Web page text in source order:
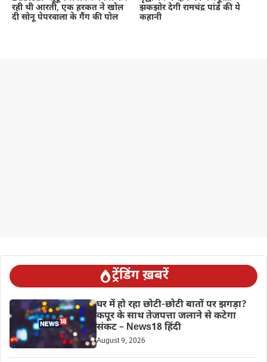
रही थी आरती, एक हरकत ने खोल
दी सोनू पेपरवाला के गैंग की पोल
झकझोर देगी रामचंद्र पांडे की ये
कहानी
ट्रेंडिंग ख़बरें
घर में हो रहा छोटी-छोटी बातों पर झगड़ा?
कपूर के साथ तेजपत्ता जलाने से कटेगा
संकट – News18 हिंदी
August 9, 2026